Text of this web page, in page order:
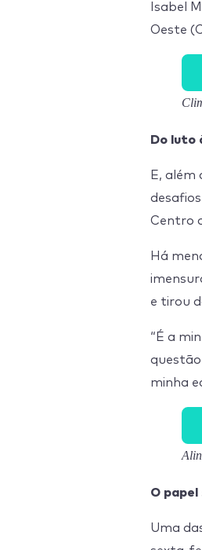
Isabel
Oeste
Do luto
E, além
Centro
Há
e tirou
“É a
minha
O
Uma